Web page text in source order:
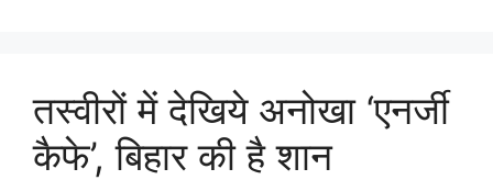
तस्वीरों में देखिये अनोखा ‘एनर्जी
कैफे’, बिहार की है शान